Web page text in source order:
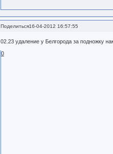
Поделиться16-04-2012 16:57:55
02.23 удаление у Белгорода за подножку
0